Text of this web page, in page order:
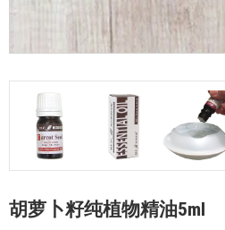
胡萝卜籽纯植物精油5ml